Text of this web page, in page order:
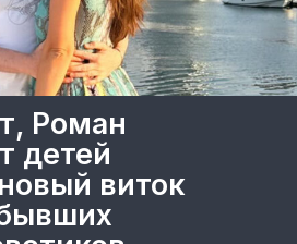
Роман
детей
виток